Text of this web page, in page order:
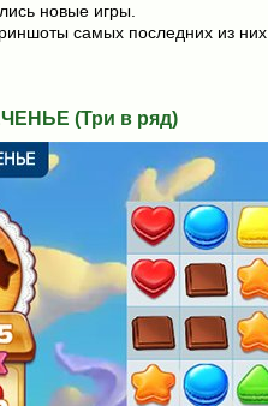
новые игры.
самых последних из
(Три в ряд)